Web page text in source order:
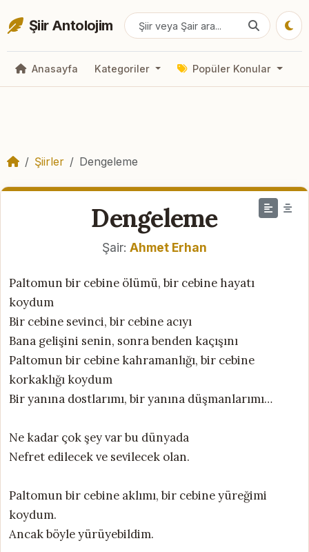
Şiir Antolojim
Anasayfa Kategoriler Popüler Konular
Şiirler Dengeleme
Dengeleme
Şair: Ahmet Erhan
Paltomun bir cebine ölümü, bir cebine hayatı
koydum
Bir cebine sevinci, bir cebine acıyı
Bana gelişini senin, sonra benden kaçışını
Paltomun bir cebine kahramanlığı, bir cebine
korkaklığı koydum
Bir yanına dostlarımı, bir yanına düşmanlarımı…
Ne kadar çok şey var bu dünyada
Nefret edilecek ve sevilecek olan.
Paltomun bir cebine aklımı, bir cebine yüreğimi
koydum.
Ancak böyle yürüyebildim.